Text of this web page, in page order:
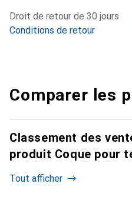
Droit de retour de 30 jours
Conditions de retour
Comparer les
Classement des
produit Coque pour
Tout afficher